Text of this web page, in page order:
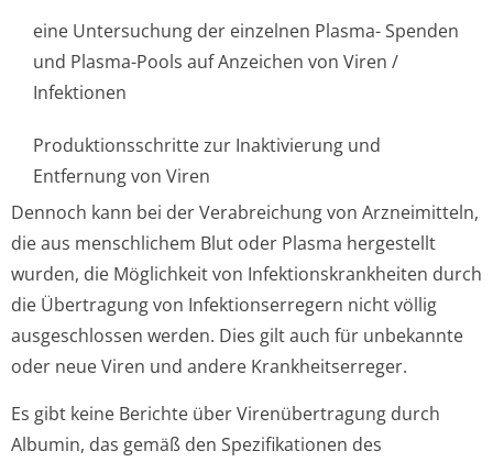
eine Untersuchung der einzelnen Plasma- Spenden
und Plasma-Pools auf Anzeichen von Viren /
Infektionen
Produktionsschritte zur Inaktivierung und
Entfernung von Viren
Dennoch kann bei der Verabreichung von Arzneimitteln,
die aus menschlichem Blut oder Plasma hergestellt
wurden, die Möglichkeit von Infektionskran­kheiten durch
die Übertragung von Infektionserregern nicht völlig
ausgeschlossen werden. Dies gilt auch für unbekannte
oder neue Viren und andere Krankheitserreger.
Es gibt keine Berichte über Virenübertragung durch
Albumin, das gemäß den Spezifikationen des